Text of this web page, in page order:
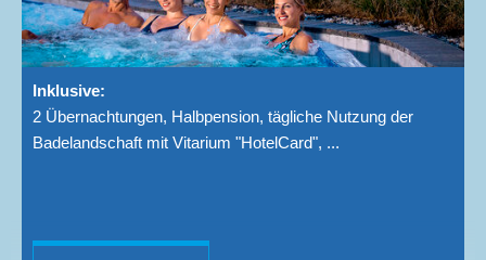
Inklusive:
2 Übernachtungen, Halbpension, tägliche Nutzung der
Badelandschaft mit Vitarium "HotelCard", ...